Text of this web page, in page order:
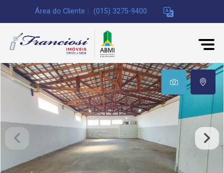
Área do Cliente (015) 3275-9400